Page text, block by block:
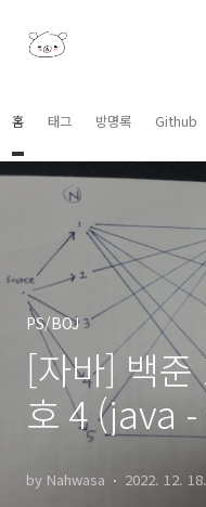
홈 태그 방명록 Github
PS/BOJ
[자바] 백
호 4 (java
by Nahwasa 2022. 12. 18.